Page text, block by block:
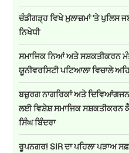
ਚੰਡੀਗੜ੍ਹ ਵਿਖੇ ਮੁਲਾਜ਼ਮਾਂ 'ਤੇ ਪੁਲਿਸ
ਨਿਖੇਧੀ
ਸਮਾਜਿਕ ਨਿਆਂ ਅਤੇ ਸਸ਼ਕਤੀਕਰਨ
ਯੂਨੀਵਰਸਿਟੀ ਪਟਿਆਲਾ ਵਿਚਾਲੇ
ਬਜ਼ੁਰਗ ਨਾਗਰਿਕਾਂ ਅਤੇ
ਲਈ ਵਿਸ਼ੇਸ਼ ਸਮਾਜਿਕ ਸਸ਼ਕਤੀਕਰਨ
ਸਿੰਘ ਬਿੰਦਰਾ
ਰੂਪਨਗਰ! SIR ਦਾ ਪਹਿਲਾ ਪੜਾਅ